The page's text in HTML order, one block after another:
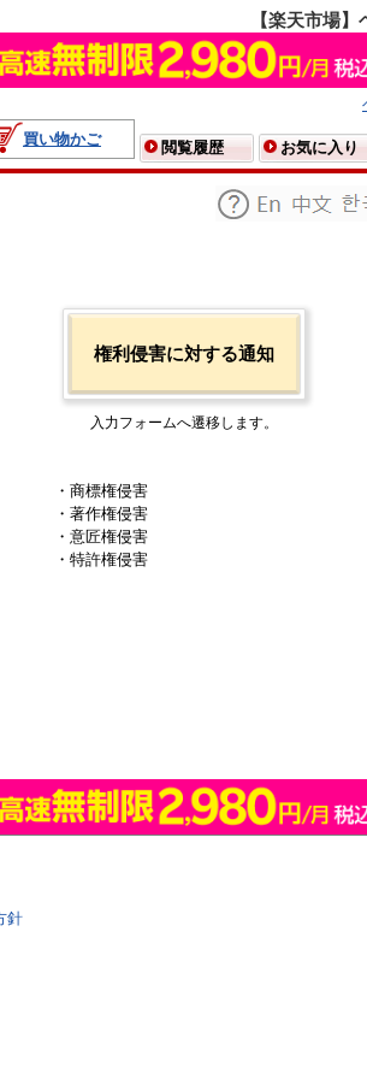
【楽天市場
買い物かご
閲覧履歴 お気に入り
権利侵害に対する通知
入力フォームへ遷移します。
・商標権侵害
・著作権侵害
・意匠権侵害
・特許権侵害
針